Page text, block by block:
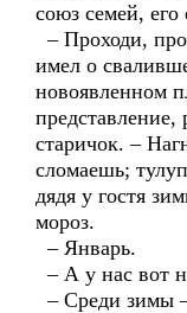
союз семей,
– Проходи,
имел о
новоявленном
старичок. –
сломаешь;
дядя у гостя
мороз.
– Январь.
– А у нас вот
– Среди зимы